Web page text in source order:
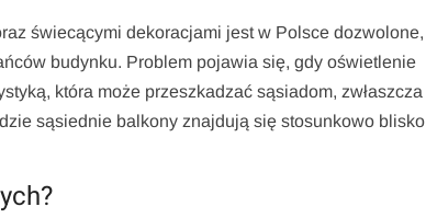
świecącymi dekoracjami jest w Polsce dozwolone,
budynku. Problem pojawia się, gdy oświetlenie
która może przeszkadzać sąsiadom, zwłaszcza
sąsiednie balkony znajdują się stosunkowo blisko